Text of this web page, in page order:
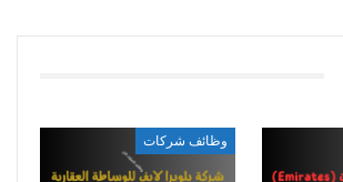
وظائف شركات